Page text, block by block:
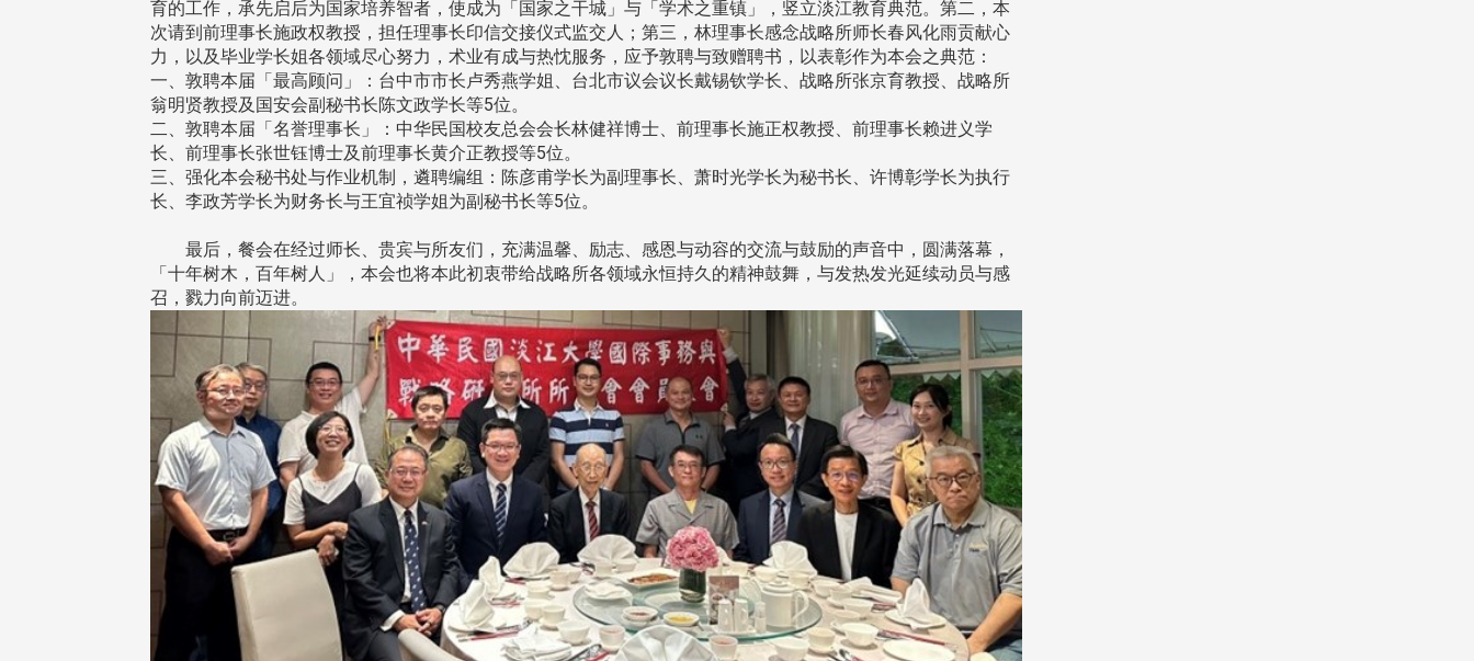
育的工作，承先启后为国家培养智者，使成为「国家之干城」与「学术之重镇」，竖立淡江教育典范。第二，本
次请到前理事长施政权教授，担任理事长印信交接仪式监交人；第三，林理事长感念战略所师长春风化雨贡献心
力，以及毕业学长姐各领域尽心努力，术业有成与热忱服务，应予敦聘与致赠聘书，以表彰作为本会之典范：
一、敦聘本届「最高顾问」：台中市市长卢秀燕学姐、台北市议会议长戴锡钦学长、战略所张京育教授、战略所
翁明贤教授及国安会副秘书长陈文政学长等5位。
二、敦聘本届「名誉理事长」：中华民国校友总会会长林健祥博士、前理事长施正权教授、前理事长赖进义学
长、前理事长张世钰博士及前理事长黄介正教授等5位。
三、强化本会秘书处与作业机制，遴聘编组：陈彦甫学长为副理事长、萧时光学长为秘书长、许博彰学长为执行
长、李政芳学长为财务长与王宜祯学姐为副秘书长等5位。
最后，餐会在经过师长、贵宾与所友们，充满温馨、励志、感恩与动容的交流与鼓励的声音中，圆满落幕，
「十年树木，百年树人」，本会也将本此初衷带给战略所各领域永恒持久的精神鼓舞，与发热发光延续动员与感
召，戮力向前迈进。